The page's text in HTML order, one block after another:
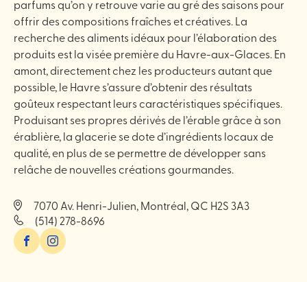
parfums qu’on y retrouve varie au gré des saisons pour
offrir des compositions fraîches et créatives. La
recherche des aliments idéaux pour l’élaboration des
produits est la visée première du Havre-aux-Glaces. En
amont, directement chez les producteurs autant que
possible, le Havre s’assure d’obtenir des résultats
goûteux respectant leurs caractéristiques spécifiques.
Produisant ses propres dérivés de l’érable grâce à son
érablière, la glacerie se dote d’ingrédients locaux de
qualité, en plus de se permettre de développer sans
relâche de nouvelles créations gourmandes.
7070 Av. Henri-Julien, Montréal, QC H2S 3A3
(514) 278-8696
FacebookInstagram